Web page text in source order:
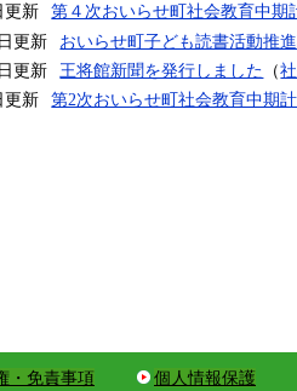
更新
第４次おいらせ町社会教育中期
更新
おいらせ町子ども読書活動推
更新
王将館新聞を発行しました （
更新
第2次おいらせ町社会教育中期
・免責事項 個人情報保護